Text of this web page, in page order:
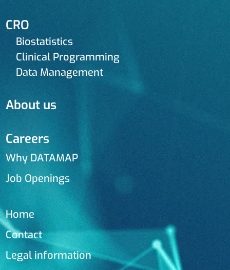
CRO
Biostatistics
Clinical Programming
Data Management
About us
Careers
Why DATAMAP
Job Openings
Home
Contact
Legal information